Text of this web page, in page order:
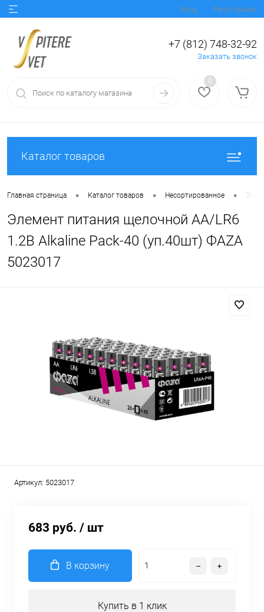
Вход Регистрация
+7 (812) 748-32-92
Заказать звонок
0
Каталог товаров
Главная страница • Каталог товаров • Несортированное •
Элемент питания щелочной AA/LR6
1.2В Alkaline Pack-40 (уп.40шт) ФАZА
5023017
Артикул: 5023017
683 руб. / шт
В корзину
Купить в 1 клик